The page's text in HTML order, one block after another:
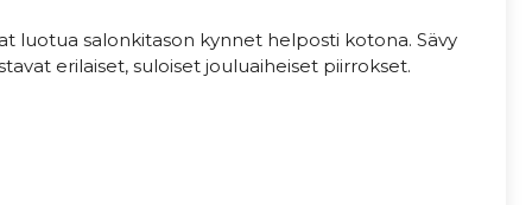
luotua salonkitason kynnet helposti kotona. Sävy
erilaiset, suloiset jouluaiheiset piirrokset.